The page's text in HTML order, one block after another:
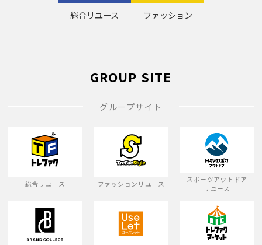
総合リユース ファッション
GROUP SITE
グループサイト
総合リユース ファッションリユース
スポーツアウトドア
リユース